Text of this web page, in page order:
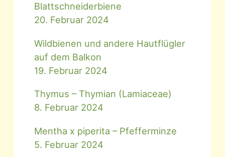
Blattschneiderbiene
20. Februar 2024
Wildbienen und andere Hautflügler
auf dem Balkon
19. Februar 2024
Thymus – Thymian (Lamiaceae)
8. Februar 2024
Mentha x piperita – Pfefferminze
5. Februar 2024